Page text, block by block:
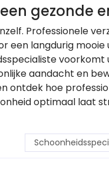
gezonde
Professionele
een langdurig
aandacht en
ontdek hoe
optimaal laat